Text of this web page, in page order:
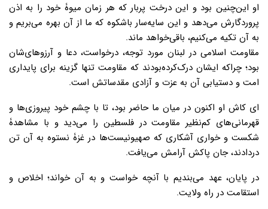
او این‌چنین بود و این درخت پربار که هر زمان میوۀ خود را به اذن
پروردگارش می‌دهد و این سایه‌سار باشکوه که ما از آن بهره می‌بریم و
به آن تکیه می‌کنیم، باقی‌خواهد ماند.
مقاومت اسلامی در لبنان مورد توجه، درخواست، دعا و آرزوهای‌شان
بود؛ چراکه ایشان درک‌کرده‌بودند که مقاومت تنها گزینه برای پایداری
امت و دستیابی آن به عزت و آزادی مقدساتش است.
ای کاش او اکنون در میان ما حاضر بود، تا با چشم خود پیروزی‌ها و
قهرمانی‌های کم‌نظیر مقاومت در فلسطین را می‌دید و با مشاهدۀ
شکست و خواری آشکاری که صهیونیست‌ها در غزۀ نستوه به آن تن
دردادند، جان پاکش آرامش می‌یافت.
در پایان، عهد می‌بندیم با آنچه خواست و به آن خواند؛ اخلاص و
استقامت در راه ولایت.